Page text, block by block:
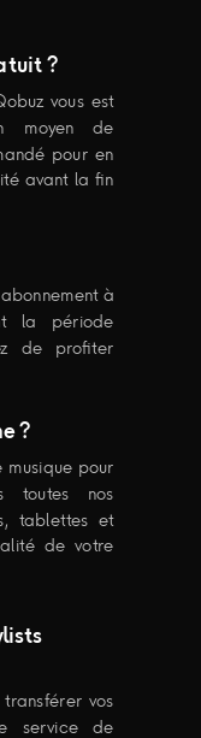
?
vous est
moyen de
pour en
avant la fin
à
la période
de profiter
?
musique pour
toutes nos
tablettes et
de votre
vos
service de